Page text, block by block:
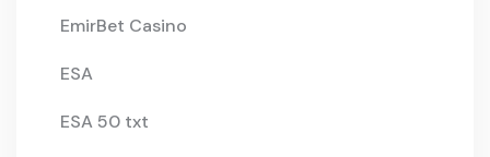
EmirBet Casino
ESA
ESA 50 txt